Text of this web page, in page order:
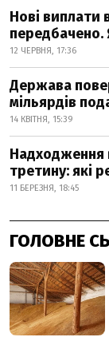
Нові виплати
передбачено.
12 ЧЕРВНЯ, 17:36
Держава
мільярдів
14 КВІТНЯ, 15:39
Надходження
третину: які
11 БЕРЕЗНЯ, 18:45
ГОЛОВНЕ